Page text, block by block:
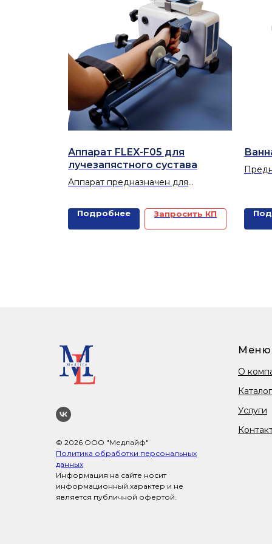
кнопками для быстрой остановки.
Аппарат FLEX-F05 для
лучезапястного сустава
Аппарат предназначен для
разработки лучезапястного сустава.
Подробнее Запросить КП
© 2026 ООО "Медлайф"
Политика обработки персональных
данных
Информация на сайте носит
информационный характер и не
является публичной офертой.
Меню
О
Каталог
Услуги